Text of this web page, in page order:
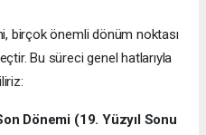
birçok önemli dönüm noktası
Bu süreci genel hatlarıyla
Dönemi (19. Yüzyıl Sonu